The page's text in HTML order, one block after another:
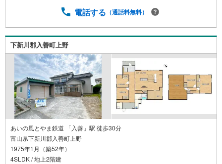
電話する （通話料無料）
下新川郡入善町上野
あいの風とやま鉄道 「入善」駅 徒歩30分
富山県下新川郡入善町上野
1975年1月（築52年）
4SLDK / 地上2階建